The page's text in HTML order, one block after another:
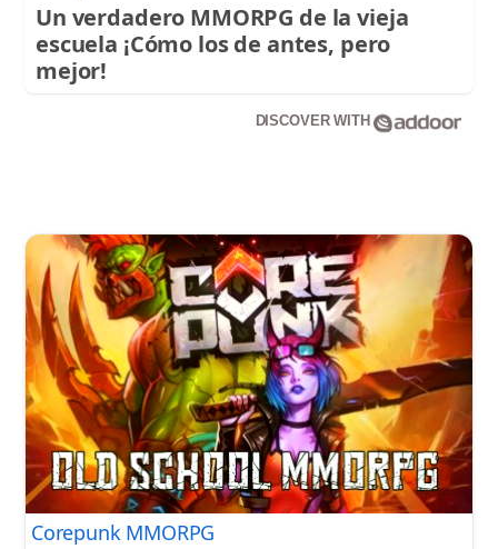
Un verdadero MMORPG de la vieja
escuela ¡Cómo los de antes, pero
mejor!
DISCOVER WITH
Corepunk MMORPG